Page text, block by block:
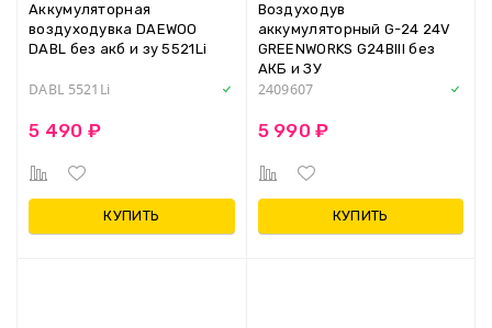
Аккумуляторная
воздуходувка DAEWOO
DABL без акб и зу 5521Li
DABL 5521Li
5 490 ₽
КУПИТЬ
Воздуходув
аккумуляторный G-24 24V
GREENWORKS G24BIII без
АКБ и ЗУ
2409607
5 990 ₽
КУПИТЬ